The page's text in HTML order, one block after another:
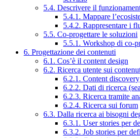
5.4. Descrivere il
5.4.1. Mappare
5.4.2. Rappresentare i
5.5. Co-progettare le soluzioni
5.5.1. Workshop di co-
6. Progettazione dei contenuti
6.1. Cos’è il content design
6.2. Ricerca utente sui
6.2.1. Content discovery
6.2.2. Dati di ricerca
6.2.3. Ricerca tramite
6.2.4. Ricerca sui forum
6.3. Dalla ricerca ai bisogni
6.3.1. User stories per
6.3.2. Job stories per